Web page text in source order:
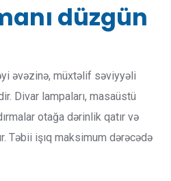
düzgün
əvəzinə, müxtəlif səviyyəli
Divar lampaları, masaüstü
otağa dərinlik qatır və
Təbii işıq maksimum dərəcədə